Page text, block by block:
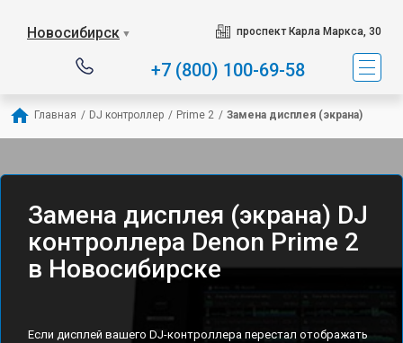
Новосибирск ▼ проспект Карла Маркса, 30
+7 (800) 100-69-58
Главная / DJ контроллер / Prime 2 / Замена дисплея (экрана)
Замена дисплея (экрана) DJ
контроллера Denon Prime 2
в Новосибирске
Если дисплей вашего DJ-контроллера перестал отображать